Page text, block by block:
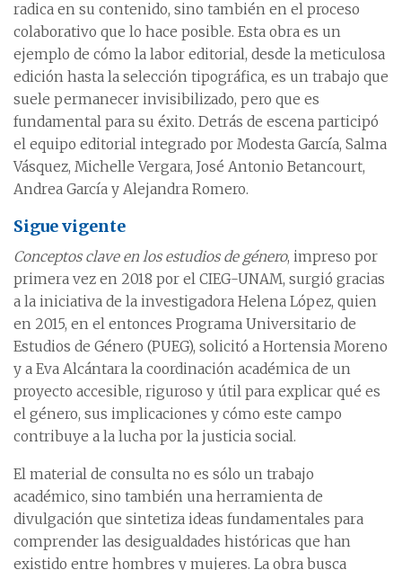
radica en su contenido, sino también en el proceso
colaborativo que lo hace posible. Esta obra es un
ejemplo de cómo la labor editorial, desde la meticulosa
edición hasta la selección tipográfica, es un trabajo que
suele permanecer invisibilizado, pero que es
fundamental para su éxito. Detrás de escena participó
el equipo editorial integrado por Modesta García, Salma
Vásquez, Michelle Vergara, José Antonio Betancourt,
Andrea García y Alejandra Romero.
Sigue vigente
Conceptos clave en los estudios de género, impreso por
primera vez en 2018 por el CIEG-UNAM, surgió gracias
a la iniciativa de la investigadora Helena López, quien
en 2015, en el entonces Programa Universitario de
Estudios de Género (PUEG), solicitó a Hortensia Moreno
y a Eva Alcántara la coordinación académica de un
proyecto accesible, riguroso y útil para explicar qué es
el género, sus implicaciones y cómo este campo
contribuye a la lucha por la justicia social.
El material de consulta no es sólo un trabajo
académico, sino también una herramienta de
divulgación que sintetiza ideas fundamentales para
comprender las desigualdades históricas que han
existido entre hombres y mujeres. La obra busca